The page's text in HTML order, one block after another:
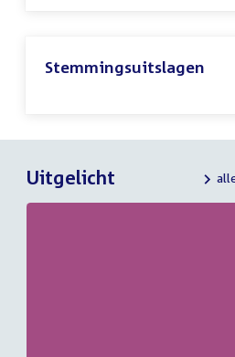
Stemmingsuitslagen
Uitgelicht